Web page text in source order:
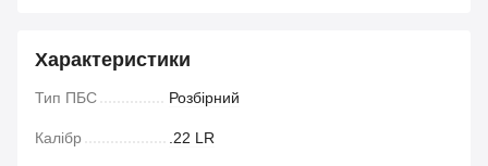
Характеристики
Тип ПБС Розбірний
Калібр .22 LR